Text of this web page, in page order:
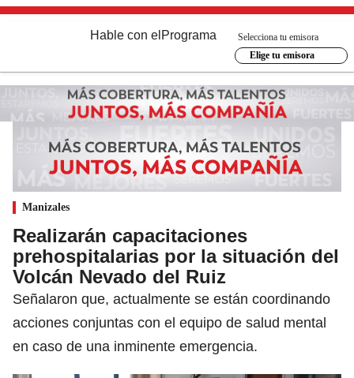
Hable con el Programa
Selecciona tu emisora
Elige tu emisora
Manizales
Realizarán capacitaciones
prehospitalarias por la situación del
Volcán Nevado del Ruiz
Señalaron que, actualmente se están coordinando
acciones conjuntas con el equipo de salud mental
en caso de una inminente emergencia.